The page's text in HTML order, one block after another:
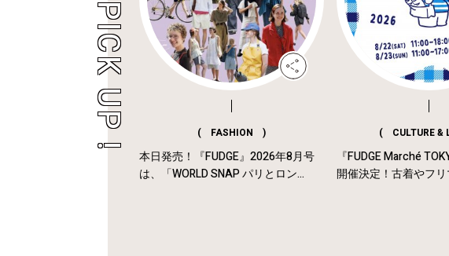
( FASHION )
本日発売！『FUDGE』2026年8月号
は、「WORLD SNAP パリとロン...
( CULTURE
『FUDGE Marché
開催決定！古着やフリ